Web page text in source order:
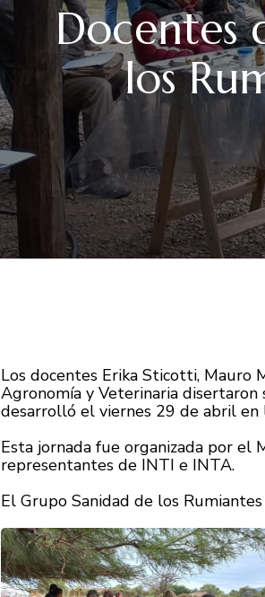
Docentes
los
Los docentes Erika Sticotti, Mauro
Agronomía y Veterinaria disertaron
desarrolló el viernes 29 de abril en
Esta jornada fue organizada por el
representantes de INTI e INTA.
El Grupo Sanidad de los